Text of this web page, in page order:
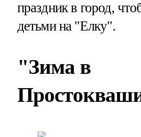
праздник в город,
детьми на "Елку".
"Зима в